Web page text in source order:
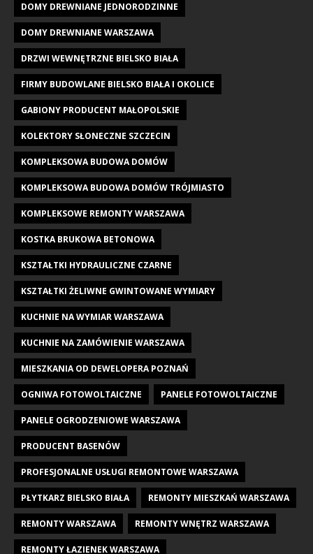
DOMY DREWNIANE JEDNORODZINNE
DOMY DREWNIANE WARSZAWA
DRZWI WEWNĘTRZNE BIELSKO BIAŁA
FIRMY BUDOWLANE BIELSKO BIAŁA I OKOLICE
GABIONY PRODUCENT MAŁOPOLSKIE
KOLEKTORY SŁONECZNE SZCZECIN
KOMPLEKSOWA BUDOWA DOMÓW
KOMPLEKSOWA BUDOWA DOMÓW TRÓJMIASTO
KOMPLEKSOWE REMONTY WARSZAWA
KOSTKA BRUKOWA BETONOWA
KSZTAŁTKI HYDRAULICZNE CZARNE
KSZTAŁTKI ŻELIWNE GWINTOWANE WYMIARY
KUCHNIE NA WYMIAR WARSZAWA
KUCHNIE NA ZAMÓWIENIE WARSZAWA
MIESZKANIA OD DEWELOPERA POZNAŃ
OGNIWA FOTOWOLTAICZNE PANELE FOTOWOLTAICZNE
PANELE OGRODZENIOWE WARSZAWA
PRODUCENT BASENÓW
PROFESJONALNE USŁUGI REMONTOWE WARSZAWA
PŁYTKARZ BIELSKO BIAŁA REMONTY MIESZKAŃ WARSZAWA
REMONTY WARSZAWA REMONTY WNĘTRZ WARSZAWA
REMONTY ŁAZIENEK WARSZAWA